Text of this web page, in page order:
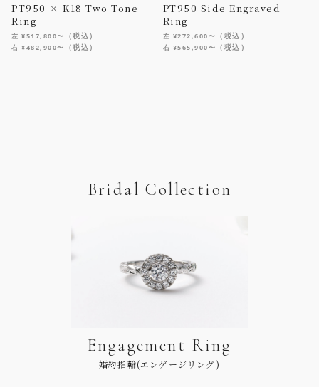
PT950 × K18 Two Tone
Ring
左 ¥517,800〜 （税込）
右 ¥482,900〜 （税込）
PT950 Side Engraved
Ring
左 ¥272,600〜 （税込）
右 ¥565,900〜 （税込）
Bridal Collection
Engagement Ring
婚約指輪(エンゲージリング)